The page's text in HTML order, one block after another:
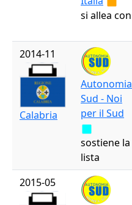
si allea con
2014-11
Calabria
Autonomia
Sud - Noi
per il Sud
sostiene la
lista
2015-05